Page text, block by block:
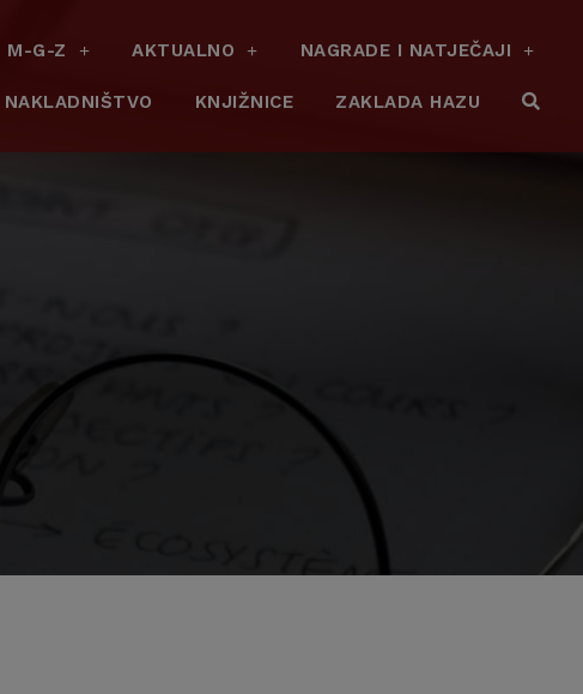
M-G-Z AKTUALNO NAGRADE I NATJEČAJI
NAKLADNIŠTVO KNJIŽNICE ZAKLADA HAZU